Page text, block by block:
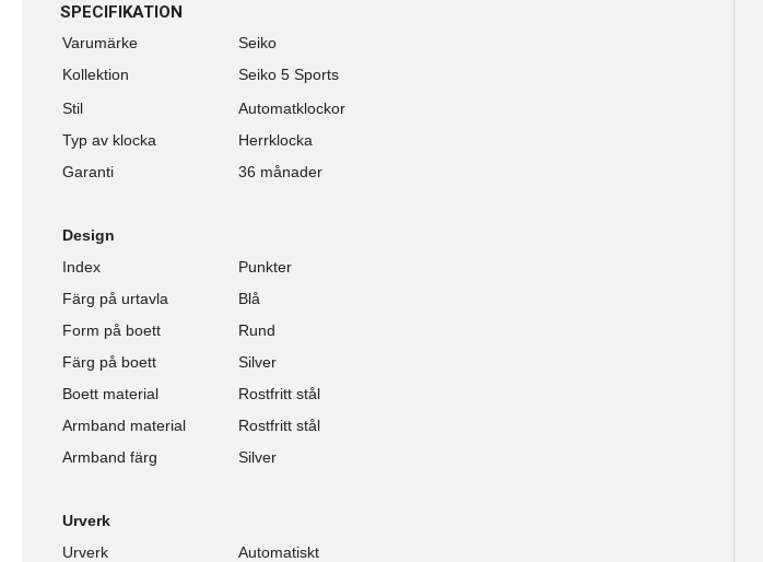
SPECIFIKATION
Varumärke
Seiko
Kollektion
Seiko 5 Sports
Stil
Automatklockor
Typ av klocka
Herrklocka
Garanti
36 månader
Design
Index
Punkter
Färg på urtavla
Blå
Form på boett
Rund
Färg på boett
Silver
Boett material
Rostfritt stål
Armband material
Rostfritt stål
Armband färg
Silver
Urverk
Urverk
Automatiskt